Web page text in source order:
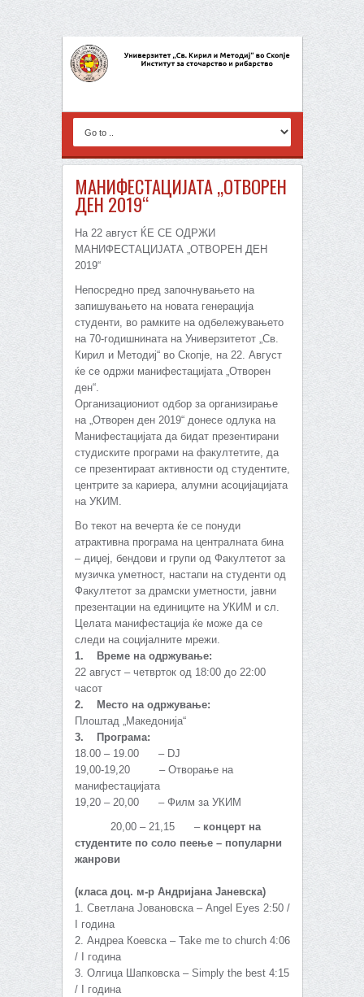
МАНИФЕСТАЦИЈАТА „ОТВОРЕН
ДЕН 2019“
На 22 август ЌЕ СЕ ОДРЖИ
МАНИФЕСТАЦИЈАТА „ОТВОРЕН ДЕН
2019“
Непосредно пред започнувањето на
запишувањето на новата генерација
студенти, во рамките на одбележувањето
на 70-годишнината на Универзитетот „Св.
Кирил и Методиј“ во Скопје, на 22. Август
ќе се одржи манифестацијата „Отворен
ден“.
Организациониот одбор за организирање
на „Отворен ден 2019“ донесе одлука на
Манифестацијата да бидат презентирани
студиските програми на факултетите, да
се презентираат активности од студентите,
центрите за кариера, алумни асоцијацијата
на УКИМ.
Во текот на вечерта ќе се понуди
атрактивна програма на централната бина
– диџеј, бендови и групи од Факултетот за
музичка уметност, настапи на студенти од
Факултетот за драмски уметности, јавни
презентации на единиците на УКИМ и сл.
Целата манифестација ќе може да се
следи на социјалните мрежи.
1. Време на одржување:
22 август – четврток од 18:00 до 22:00
часот
2. Место на одржување:
Плоштад „Македонија“
3. Програма:
18.00 – 19.00 – DJ
19,00-19,20 – Отворање на
манифестацијата
19,20 – 20,00 – Филм за УКИМ
20,00 – 21,15 – концерт на
студентите по соло пеење – популарни
жанрови
(класа доц. м-р Андријана Јаневска)
1. Светлана Јовановска – Angel Eyes 2:50 /
I година
2. Андреа Коевска – Take me to church 4:06
/ I година
3. Олгица Шапковска – Simply the best 4:15
/ I година